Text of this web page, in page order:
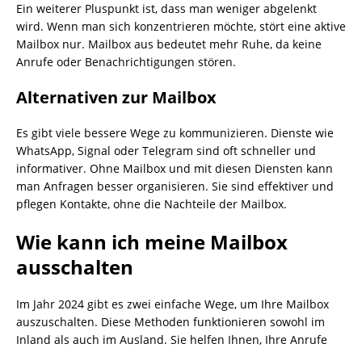
Ein weiterer Pluspunkt ist, dass man weniger abgelenkt
wird. Wenn man sich konzentrieren möchte, stört eine aktive
Mailbox nur. Mailbox aus bedeutet mehr Ruhe, da keine
Anrufe oder Benachrichtigungen stören.
Alternativen zur Mailbox
Es gibt viele bessere Wege zu kommunizieren. Dienste wie
WhatsApp, Signal oder Telegram sind oft schneller und
informativer. Ohne Mailbox und mit diesen Diensten kann
man Anfragen besser organisieren. Sie sind effektiver und
pflegen Kontakte, ohne die Nachteile der Mailbox.
Wie kann ich meine Mailbox
ausschalten
Im Jahr 2024 gibt es zwei einfache Wege, um Ihre Mailbox
auszuschalten. Diese Methoden funktionieren sowohl im
Inland als auch im Ausland. Sie helfen Ihnen, Ihre Anrufe